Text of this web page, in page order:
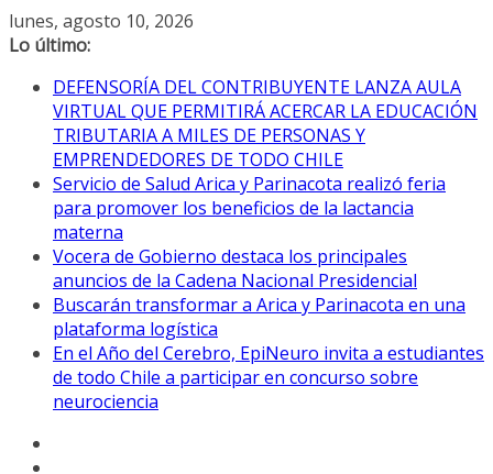
Saltar
al
lunes, agosto 10, 2026
Lo último:
DEFENSORÍA DEL CONTRIBUYENTE LANZA AULA
VIRTUAL QUE PERMITIRÁ ACERCAR LA EDUCACIÓN
TRIBUTARIA A MILES DE PERSONAS Y
EMPRENDEDORES DE TODO CHILE
Servicio de Salud Arica y Parinacota realizó feria
para promover los beneficios de la lactancia
materna
Vocera de Gobierno destaca los principales
anuncios de la Cadena Nacional Presidencial
Buscarán transformar a Arica y Parinacota en una
plataforma logística
En el Año del Cerebro, EpiNeuro invita a estudiantes
de todo Chile a participar en concurso sobre
neurociencia